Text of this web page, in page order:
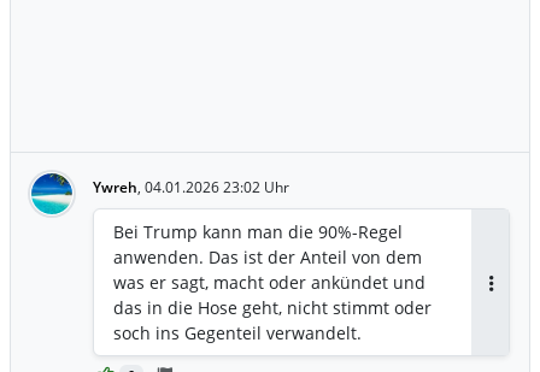
Ywreh, 04.01.2026 23:02 Uhr
Bei Trump kann man die 90%-Regel
anwenden. Das ist der Anteil von dem
was er sagt, macht oder ankündet und
das in die Hose geht, nicht stimmt oder
soch ins Gegenteil verwandelt.